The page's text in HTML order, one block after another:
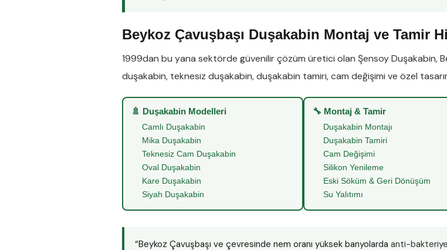
Beykoz Çavuşbaşı Duşakabin Montaj ve Tamir
1999dan bu yana sektörde güvenilir çözüm üretici olan Şensoy Duşakabin,
duşakabin, teknesiz duşakabin,duşakabin tamiri,cam değişimi ve özel
🚿 Duşakabin Modelleri
Camlı Duşakabin
Mika Duşakabin
Teknesiz Cam Duşakabin
Oval Duşakabin
Kare Duşakabin
Siyah Duşakabin
🔧 Montaj & Tamir
Duşakabin Montajı
Duşakabin Tamiri
Cam Değişimi
Silikon Yenileme
Eski Söküm & Geri Dönüşüm
Su Yalıtımı
“Beykoz Çavuşbaşı ve çevresinde nem oranı yüksek banyolarda anti-